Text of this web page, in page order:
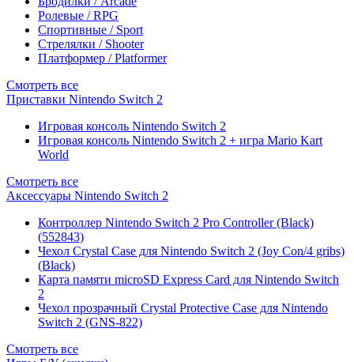
Ролевые / RPG
Спортивные / Sport
Стрелялки / Shooter
Платформер / Platformer
Смотреть все
Приставки Nintendo Switch 2
Игровая консоль Nintendo Switch 2
Игровая консоль Nintendo Switch 2 + игра Mario Kart
World
Смотреть все
Аксессуары Nintendo Switch 2
Контроллер Nintendo Switch 2 Pro Controller (Black)
(552843)
Чехол Сrystal Сase для Nintendo Switch 2 (Joy Con/4 gribs)
(Black)
Карта памяти microSD Express Card для Nintendo Switch
2
Чехол прозрачный Crystal Protective Case для Nintendo
Switch 2 (GNS-822)
Смотреть все